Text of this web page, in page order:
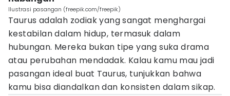
Ilustrasi pasangan (freepik.com/freepik)
Taurus adalah zodiak yang sangat menghargai
kestabilan dalam hidup, termasuk dalam
hubungan. Mereka bukan tipe yang suka drama
atau perubahan mendadak. Kalau kamu mau jadi
pasangan ideal buat Taurus, tunjukkan bahwa
kamu bisa diandalkan dan konsisten dalam sikap.